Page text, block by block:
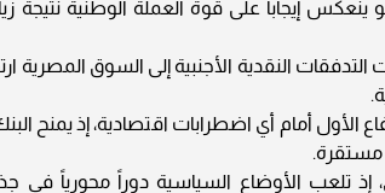
ينعكس إيجاباً على قوة العملة الوطنية نتيجة
التدفقات النقدية الأجنبية إلى السوق المصرية
الأول أمام أي اضطرابات اقتصادية، إذ يمنح
مستقرة.
، إذ تلعب الأوضاع السياسية دوراً محورياً